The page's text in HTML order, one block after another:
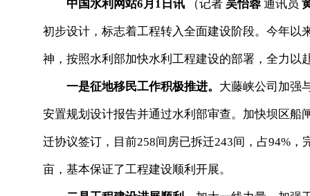
中国水利网站6月1日讯 （记者 吴怡蓉 通讯员
初步设计，标志着工程转入全面建设阶段。今年以
神，按照水利部加快水利工程建设的部署，全力以
一是征地移民工作积极推进。 大藤峡公司加强
安置规划设计报告并通过水利部审查。加快坝区船
迁协议签订，目前258间房已拆迁243间，占94%
亩，基本保证了工程建设顺利开展。